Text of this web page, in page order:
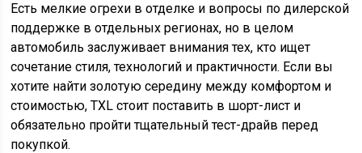
Есть мелкие огрехи в отделке и вопросы по дилерской
поддержке в отдельных регионах, но в целом
автомобиль заслуживает внимания тех, кто ищет
сочетание стиля, технологий и практичности. Если вы
хотите найти золотую середину между комфортом и
стоимостью, TXL стоит поставить в шорт-лист и
обязательно пройти тщательный тест-драйв перед
покупкой.